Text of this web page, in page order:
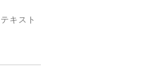
キスト